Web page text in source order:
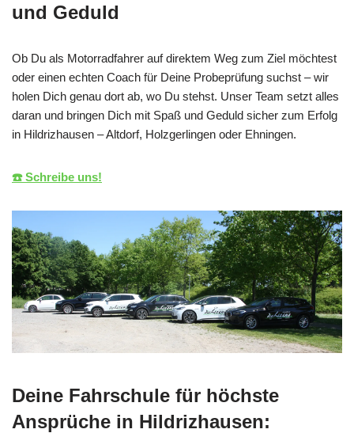
und Geduld
Ob Du als Motorradfahrer auf direktem Weg zum Ziel möchtest
oder einen echten Coach für Deine Probeprüfung suchst – wir
holen Dich genau dort ab, wo Du stehst. Unser Team setzt alles
daran und bringen Dich mit Spaß und Geduld sicher zum Erfolg
in Hildrizhausen – Altdorf, Holzgerlingen oder Ehningen.
☎️ Schreibe uns!
Deine Fahrschule für höchste
Ansprüche in Hildrizhausen: